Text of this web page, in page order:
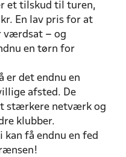
et tilskud til turen,
En lav pris for at
værdsat – og
en tørn for
er det endnu en
afsted. De
stærkere netværk og
klubber.
kan få endnu en fed